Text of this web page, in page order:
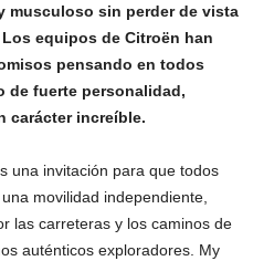
musculoso sin perder de vista
equipos de Citroën han
pensando en todos
de fuerte personalidad,
carácter increíble.
una invitación para que todos
movilidad independiente,
las carreteras y los caminos de
auténticos exploradores. My